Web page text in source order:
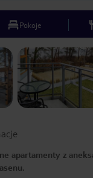
Pokoje
apartamenty z